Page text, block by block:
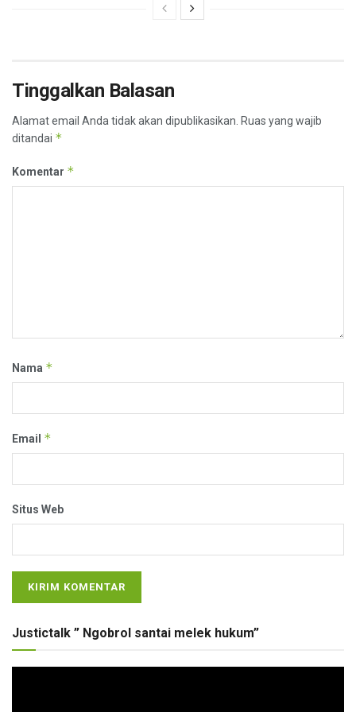
Tinggalkan Balasan
Alamat email Anda tidak akan dipublikasikan. Ruas yang wajib
ditandai *
Komentar *
Nama *
Email *
Situs Web
Justictalk ” Ngobrol santai melek hukum”